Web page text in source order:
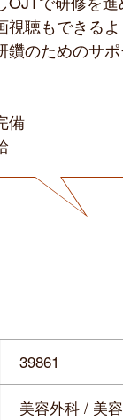
視聴もできる
鑽のためのサ
備
39861
美容外科 / 美